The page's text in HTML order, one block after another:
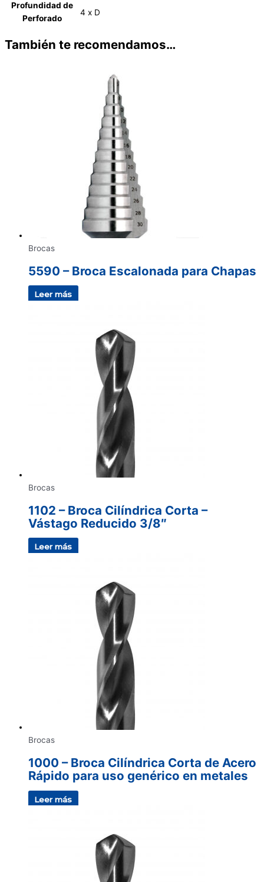
Profundidad de
Perforado
4 x D
También te recomendamos…
Brocas
5590 – Broca Escalonada para Chapas
Leer más
Brocas
1102 – Broca Cilíndrica Corta –
Vástago Reducido 3/8″
Leer más
Brocas
1000 – Broca Cilíndrica Corta de Acero
Rápido para uso genérico en metales
Leer más